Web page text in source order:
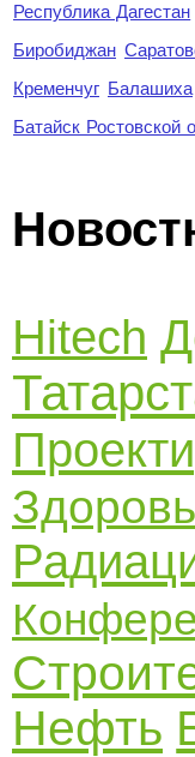
Республика Дагестан
Биробиджан
Кременчуг Балашиха
Батайск Ростовской
Hitech
Нефть